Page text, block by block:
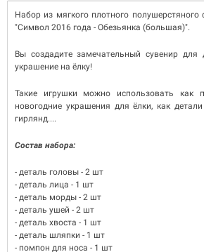
Набор из мягкого плотного
"Символ 2016 года - Обезьянка (большая)".
Вы создадите замечательный сувенир для
украшение на ёлку!
Такие игрушки можно использовать как
новогодние украшения для ёлки, как
гирлянд....
Состав набора:
- деталь головы - 2 шт
- деталь лица - 1 шт
- деталь морды - 2 шт
- деталь ушей - 2 шт
- деталь хвоста - 1 шт
- деталь шляпки - 1 шт
- помпон для носа - 1 шт